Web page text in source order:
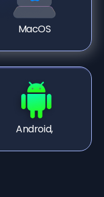
MacOS
Android,